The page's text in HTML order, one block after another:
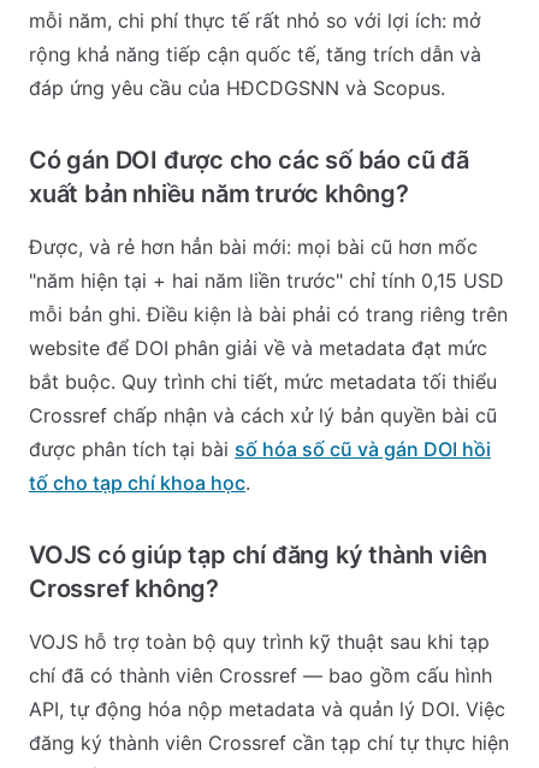
mỗi năm, chi phí thực tế rất nhỏ so với lợi ích: mở
rộng khả năng tiếp cận quốc tế, tăng trích dẫn và
đáp ứng yêu cầu của HĐCDGSNN và Scopus.
Có gán DOI được cho các số báo cũ đã
xuất bản nhiều năm trước không?
Được, và rẻ hơn hẳn bài mới: mọi bài cũ hơn mốc
"năm hiện tại + hai năm liền trước" chỉ tính 0,15 USD
mỗi bản ghi. Điều kiện là bài phải có trang riêng trên
website để DOI phân giải về và metadata đạt mức
bắt buộc. Quy trình chi tiết, mức metadata tối thiểu
Crossref chấp nhận và cách xử lý bản quyền bài cũ
được phân tích tại bài số hóa số cũ và gán DOI hồi
tố cho tạp chí khoa học.
VOJS có giúp tạp chí đăng ký thành viên
Crossref không?
VOJS hỗ trợ toàn bộ quy trình kỹ thuật sau khi tạp
chí đã có thành viên Crossref — bao gồm cấu hình
API, tự động hóa nộp metadata và quản lý DOI. Việc
đăng ký thành viên Crossref cần tạp chí tự thực hiện